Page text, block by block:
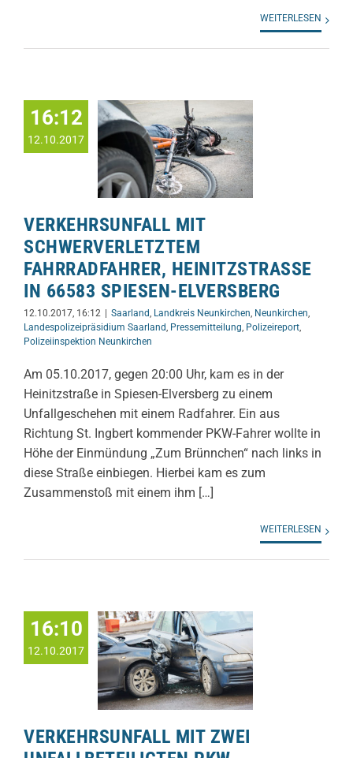
WEITERLESEN
16:12
12.10.2017
VERKEHRSUNFALL MIT
SCHWERVERLETZTEM
FAHRRADFAHRER, HEINITZSTRASSE I
N 66583 SPIESEN-ELVERSBERG
12.10.2017, 16:12 Saarland, Landkreis Neunkirchen, Neunkirchen,
Landespolizeipräsidium Saarland, Pressemitteilung, Polizeireport,
Polizeiinspektion Neunkirchen
Am 05.10.2017, gegen 20:00 Uhr, kam es in der
Heinitzstraße in Spiesen-Elversberg zu einem
Unfallgeschehen mit einem Radfahrer. Ein aus
Richtung St. Ingbert kommender PKW-Fahrer wollte in
Höhe der Einmündung „Zum Brünnchen“ nach links in
diese Straße einbiegen. Hierbei kam es zum
Zusammenstoß mit einem ihm […]
WEITERLESEN
16:10
12.10.2017
VERKEHRSUNFALL MIT ZWEI